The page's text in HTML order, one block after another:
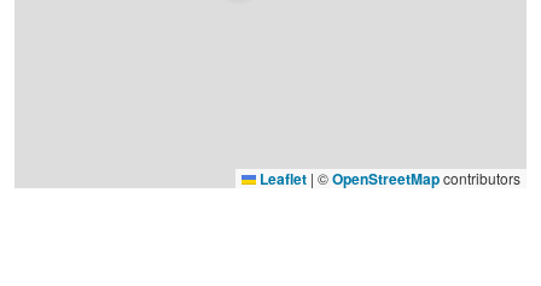
Leaflet | ©OpenStreetMapcontributors